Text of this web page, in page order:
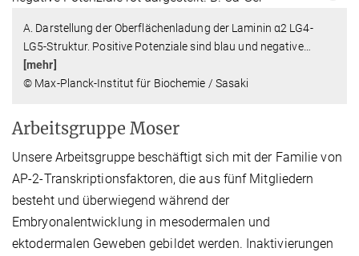
A. Darstellung der Oberflächenladung der Laminin α2 LG4-
LG5-Struktur. Positive Potenziale sind blau und negative…
[mehr]
© Max-Planck-Institut für Biochemie / Sasaki
Arbeitsgruppe Moser
Unsere Arbeitsgruppe beschäftigt sich mit der Familie von
AP-2-Transkriptionsfaktoren, die aus fünf Mitgliedern
besteht und überwiegend während der
Embryonalentwicklung in mesodermalen und
ektodermalen Geweben gebildet werden. Inaktivierungen